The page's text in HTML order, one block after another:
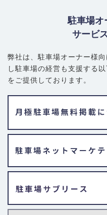
駐車場オ
サービ
弊社は、駐車場オーナー様向
し駐車場の経営も支援する
をご提供しております。